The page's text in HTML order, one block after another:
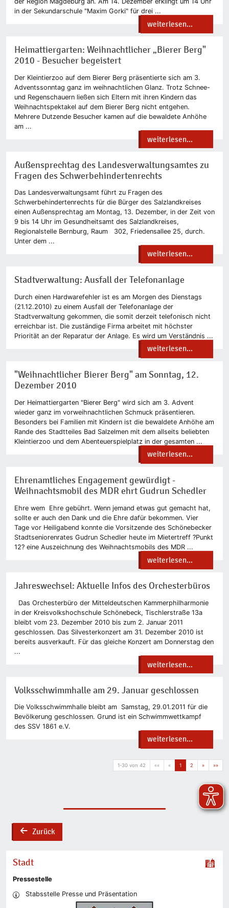
in der Sekundarschule "Maxim Gorki" für drei ...
weiterlesen...
Heimattiergarten: Weihnachtlicher „Bierer Berg"
2010 - Besucher begeistert
Der Kleintierzoo auf dem Bierer Berg präsentierte sich am 3.
Adventssonntag ganz im weihnachtlichen Glanz. Trotz Schnee-
und Regenschauern ließen sich Eltern mit ihren Kindern das
Weihnachtspektakel auf dem Bierer Berg nicht entgehen.
Mehrere Dutzende Besucher kamen auf die bewaldete Anhöhe
am ...
weiterlesen...
Außensprechtag des Landesverwaltungsamtes zu
Fragen des Schwerbehindertenrechts
Das Landesverwaltungsamt führt zu Fragen des
Schwerbehindertenrechts für die Bürger des Salzlandkreises
einen Außensprechtag am Montag, 13. Dezember, in der Zeit von
9 bis 14 Uhr im Gesundheitsamt des Salzlandkreises,
Regionalstelle Bernburg, Raum 302, Friedensallee 25, durch.
Unter dem ...
weiterlesen...
Stadtverwaltung: Ausfall der Telefonanlage
Durch einen Hardwarefehler ist es am Morgen des Dienstags
(21.12.2010) zu einem Ausfall der Telefonanlage der
Stadtverwaltung gekommen, die somit derzeit telefonisch nicht
erreichbar ist. Die zuständige Firma arbeitet mit höchster
Priorität an der Reparatur der Anlage. Es wird um Verständnis ...
weiterlesen...
"Weihnachtlicher Bierer Berg" am Sonntag, 12.
Dezember 2010
Der Heimattiergarten "Bierer Berg" wird sich am 3. Advent
wieder ganz im vorweihnachtlichen Schmuck präsentieren.
Besonders bei Familien mit Kindern ist die bewaldete Anhöhe am
Rande des Stadtteiles Bad Salzelmen mit dem allseits beliebten
Kleintierzoo und dem Abenteuerspielplatz in der gesamten ...
weiterlesen...
Ehrenamtliches Engagement gewürdigt -
Weihnachtsmobil des MDR ehrt Gudrun Schedler
Ehre wem Ehre gebührt. Wenn jemand etwas gut gemacht hat,
sollte er auch den Dank und die Ehre dafür bekommen. Vier
Tage vor Heiligabend konnte die Vorsitzende des Schönebecker
Stadtseniorenrates Gudrun Schedler heute im Mietertreff ?Punkt
12? eine Auszeichnung des Weihnachtsmobils des MDR ...
weiterlesen...
Jahreswechsel: Aktuelle Infos des Orchesterbüros
Das Orchesterbüro der Mitteldeutschen Kammerphilharmonie
in der Kreisvolkshochschule Schönebeck, Tischlerstraße 13a
bleibt vom 23. Dezember 2010 bis zum 2. Januar 2011
geschlossen. Das Silvesterkonzert am 31. Dezember 2010 ist
bereits ausverkauft. Für das gleiche Konzert am Donnerstag den
...
weiterlesen...
Volksschwimmhalle am 29. Januar geschlossen
Die Volksschwimmhalle bleibt am Samstag, 29.01.2011 für die
Bevölkerung geschlossen. Grund ist ein Schwimmwettkampf
des SSV 1861 e.V.
weiterlesen...
1-30 von 42 «« « 1 2 » »»
backZurück
Stadt
Pressestelle
Stabsstelle Presse und Präsentation